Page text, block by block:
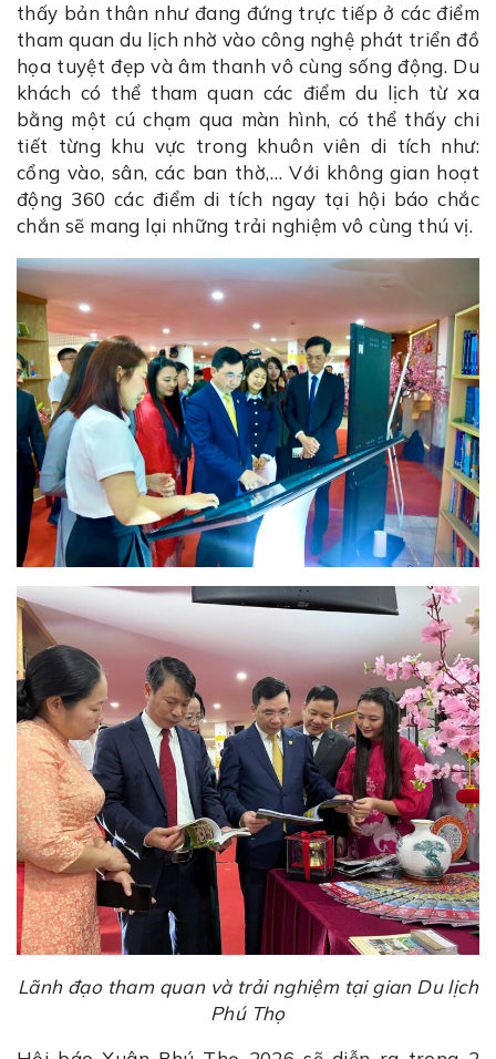
thấy bản thân như đang đứng trực tiếp ở các điểm
tham quan du lịch nhờ vào công nghệ phát triển đồ
họa tuyệt đẹp và âm thanh vô cùng sống động. Du
khách có thể tham quan các điểm du lịch từ xa
bằng một cú chạm qua màn hình, có thể thấy chi
tiết từng khu vực trong khuôn viên di tích như:
cổng vào, sân, các ban thờ,… Với không gian hoạt
động 360 các điểm di tích ngay tại hội báo chắc
chắn sẽ mang lại những trải nghiệm vô cùng thú vị.
Lãnh đạo tham quan và trải nghiệm tại gian Du lịch
Phú Thọ